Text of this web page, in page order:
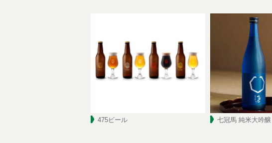
475ビール 七冠馬 純米大吟醸